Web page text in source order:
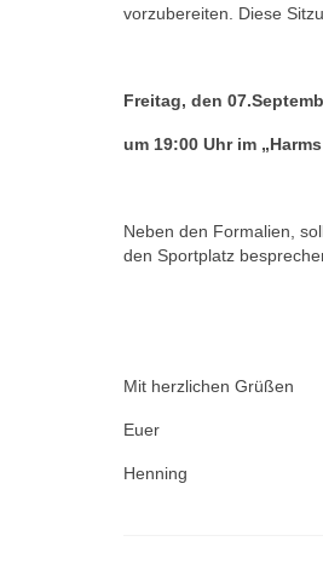
vorzubereiten. Diese
Freitag, den
um 19:00 Uhr im
Neben den Formalien,
den Sportplatz
Mit herzlichen Grüßen
Euer
Henning